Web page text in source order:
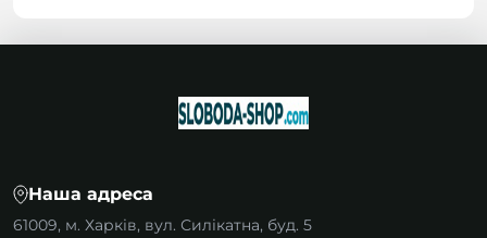
Наша адреса
61009, м. Харків, вул. Силікатна, буд. 5